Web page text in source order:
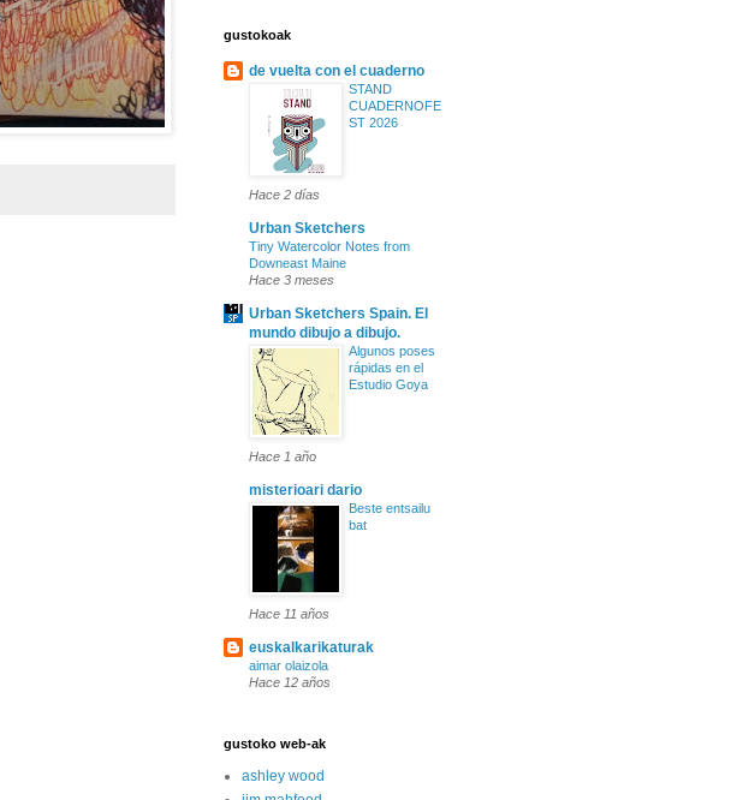
gustokoak
de vuelta con el cuaderno
STAND
CUADERNOFE
ST 2026
Hace 2 días
Urban Sketchers
Tiny Watercolor Notes from
Downeast Maine
Hace 3 meses
Urban Sketchers Spain. El
mundo dibujo a dibujo.
Algunos poses
rápidas en el
Estudio Goya
Hace 1 año
misterioari dario
Beste entsailu
bat
Hace 11 años
euskalkarikaturak
aimar olaizola
Hace 12 años
gustoko web-ak
ashley wood